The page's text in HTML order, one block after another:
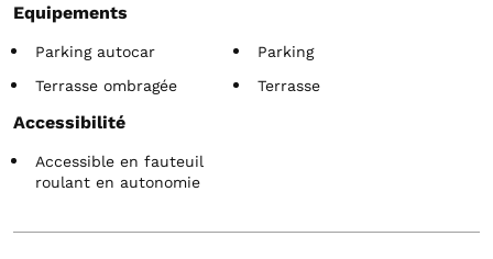
Equipements
Parking autocar
Parking
Terrasse ombragée
Terrasse
Accessibilité
Accessible en fauteuil
roulant en autonomie